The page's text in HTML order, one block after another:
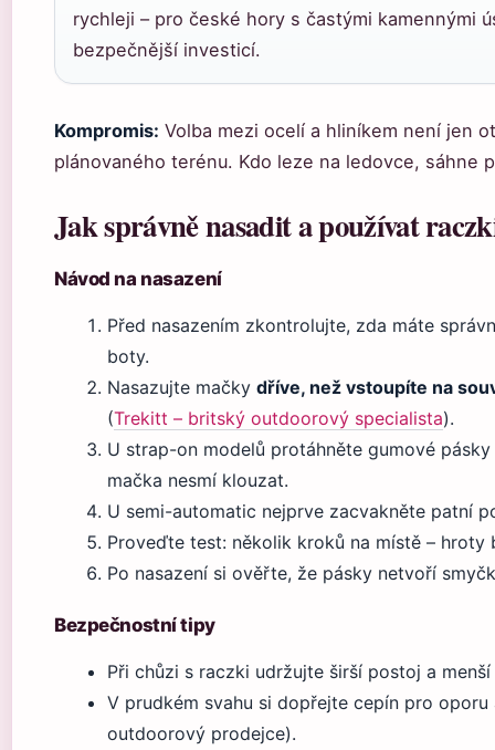
rychleji – pro české hory s častými kamennými
bezpečnější investicí.
Kompromis: Volba mezi ocelí a hliníkem není jen
plánovaného terénu. Kdo leze na ledovce, sáhne
Jak správně nasadit a používat
Návod na nasazení
Před nasazením zkontrolujte, zda máte
boty.
Nasazujte mačky dříve, než vstoupíte na
(Trekitt – britský outdoorový specialista).
U strap-on modelů protáhněte gumové
mačka nesmí klouzat.
U semi-automatic nejprve zacvakněte patní
Proveďte test: několik kroků na místě –
Po nasazení si ověřte, že pásky netvoří
Bezpečnostní tipy
Při chůzi s raczki udržujte širší postoj a
V prudkém svahu si dopřejte cepín pro
outdoorový prodejce).